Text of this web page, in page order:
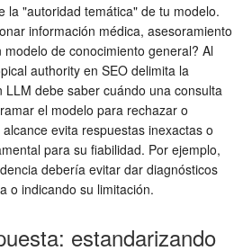
la "autoridad temática" de tu modelo.
información médica, asesoramiento
de conocimiento general? Al
authority en SEO delimita la
debe saber cuándo una consulta
el modelo para rechazar o
evita respuestas inexactas o
para su fiabilidad. Por ejemplo,
debería evitar dar diagnósticos
o indicando su limitación.
estandarizando